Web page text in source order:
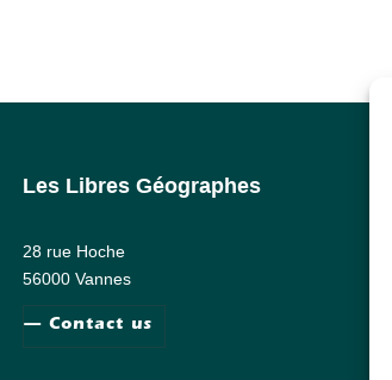
Les Libres Géographes
28 rue Hoche
56000 Vannes
— Contact us